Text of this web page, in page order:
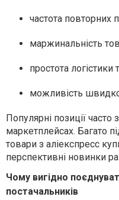
частота повторних
маржинальність
простота логістики
можливість
Популярні позиції
маркетплейсах. Багато
товари з аліекспресс
перспективні новинки
Чому вигідно
постачальників